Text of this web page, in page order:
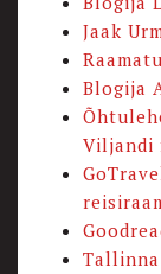
Jaak
Blogija
Viljandi